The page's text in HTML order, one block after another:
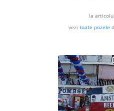
la articolul
vezi toate pozele